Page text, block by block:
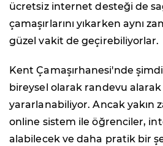
ücretsiz internet desteği de
çamaşırlarını yıkarken aynı
güzel vakit de geçirebiliyorlar.
Kent Çamaşırhanesi'nde
bireysel olarak randevu
yararlanabiliyor. Ancak yakın
online sistem ile öğrenciler,
alabilecek ve daha pratik bir